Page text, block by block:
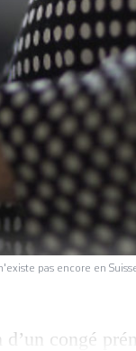
pas encore en Suisse.
congé